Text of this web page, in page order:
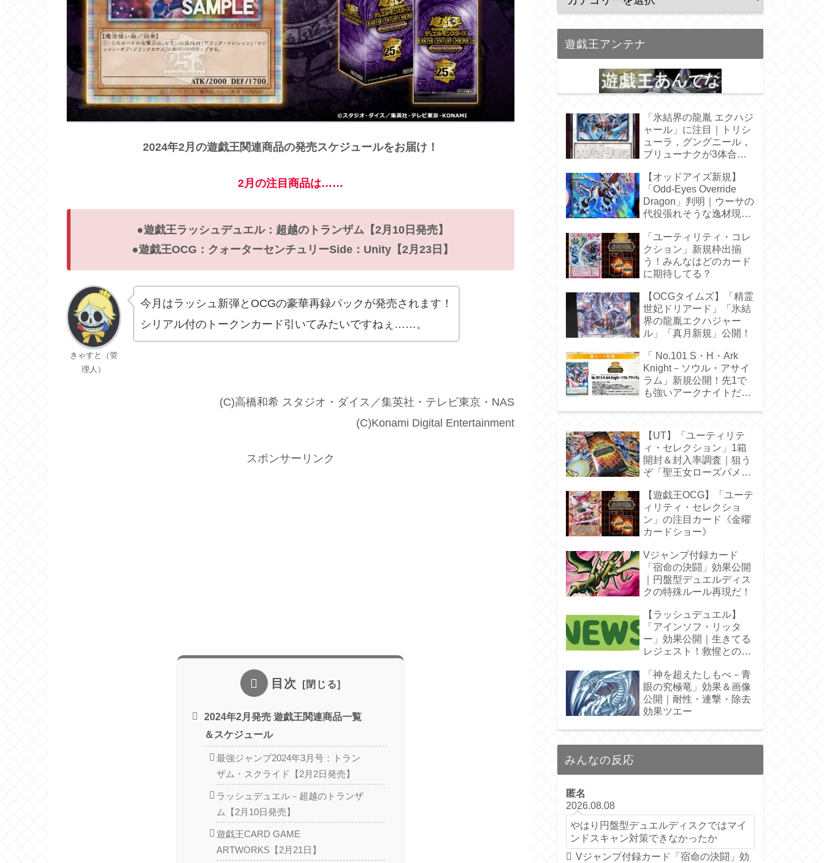
2024年2月の遊戯王関連商品の発売スケジュールをお届け！
2月の注目商品は……
●遊戯王ラッシュデュエル：超越のトランザム【2月10日発売】
●遊戯王OCG：クォーターセンチュリーSide：Unity【2月23日】
きゃすと（管
理人）
今月はラッシュ新弾とOCGの豪華再録パックが発売されます！
シリアル付のトークンカード引いてみたいですねぇ……。
(C)高橋和希 スタジオ・ダイス／集英社・テレビ東京・NAS
(C)Konami Digital Entertainment
スポンサーリンク
目次
2024年2月発売 遊戯王関連商品一覧
＆スケジュール
最強ジャンプ2024年3月号：トラン
ザム・スクライド【2月2日発売】
ラッシュデュエル－超越のトランザ
ム【2月10日発売】
遊戯王CARD GAME
ARTWORKS【2月21日】
遊戯王アンテナ
「氷結界の龍胤 エクハジ
ャール」に注目｜トリシ
ューラ，グングニール，
ブリューナクが3体合
【オッドアイズ新規】
「Odd-Eyes Override
Dragon」判明｜ウーサの
代役張れそうな逸材現
「ユーティリティ・コレ
クション」新規枠出揃
う！みんなはどのカード
に期待してる？
【OCGタイムズ】「精霊
世妃ドリアード」「氷結
界の龍胤エクハジャー
ル」「真月新規」公開！
「 No.101 S・H・Ark
Knight－ソウル・アサイ
ラム」新規公開！先1で
も強いアークナイトだ
【UT】「ユーティリテ
ィ・セレクション」1箱
開封＆封入率調査｜狙う
ぞ「聖王女ローズパメ
【遊戯王OCG】「ユーテ
ィリティ・セレクショ
ン」の注目カード《金曜
カードショー》
Vジャンプ付録カード
「宿命の決闘」効果公開
｜円盤型デュエルディス
クの特殊ルール再現だ！
【ラッシュデュエル】
「アインソフ・リッタ
ー」効果公開｜生きてる
レジェスト！救惺との相
「神を超えたしもべ－青
眼の究極竜」効果＆画像
公開｜耐性・連撃・除去
効果ツエー
みんなの反応
匿名
2026.08.08
やはり円盤型デュエルディスクではマイ
ンドスキャン対策できなかったか
Vジャンプ付録カード「宿命の決闘」効